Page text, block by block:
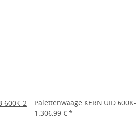
600K-2
Palettenwaage KERN UID
1.306,99 € *